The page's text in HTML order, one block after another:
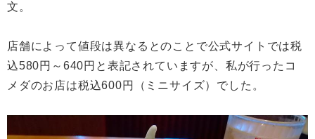
文。
店舗によって値段は異なるとのことで公式サイトでは税
込580円～640円と表記されていますが、私が行ったコ
メダのお店は税込600円（ミニサイズ）でした。